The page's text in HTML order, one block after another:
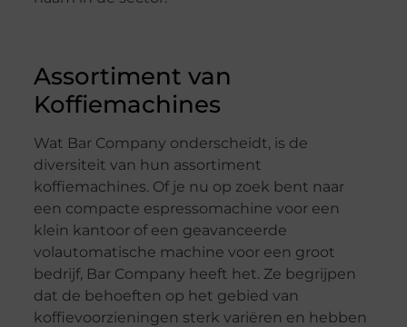
Assortiment van
Koffiemachines
Wat Bar Company onderscheidt, is de
diversiteit van hun assortiment
koffiemachines. Of je nu op zoek bent naar
een compacte espressomachine voor een
klein kantoor of een geavanceerde
volautomatische machine voor een groot
bedrijf, Bar Company heeft het. Ze begrijpen
dat de behoeften op het gebied van
koffievoorzieningen sterk variëren en hebben